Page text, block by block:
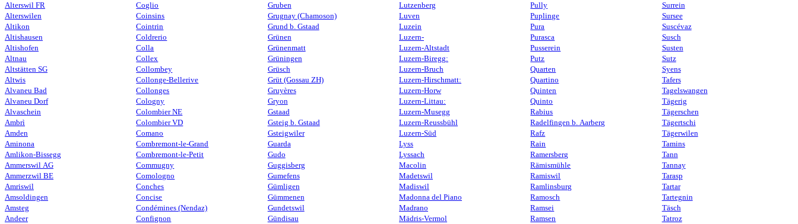
Alterswil FR
Alterswilen
Altikon
Altishausen
Altishofen
Altnau
Altstätten SG
Altwis
Alvaneu Bad
Alvaneu Dorf
Alvaschein
Ambrì
Amden
Aminona
Amlikon-Bissegg
Ammerswil AG
Ammerzwil BE
Amriswil
Amsoldingen
Amsteg
Andeer
Coglio
Coinsins
Cointrin
Coldrerio
Colla
Collex
Collombey
Collonge-Bellerive
Collonges
Cologny
Colombier NE
Colombier VD
Comano
Combremont-le-Grand
Combremont-le-Petit
Commugny
Comologno
Conches
Concise
Condémines (Nendaz)
Confignon
Gruben
Grugnay (Chamoson)
Grund b. Gstaad
Grünen
Grünenmatt
Grüningen
Grüsch
Grüt (Gossau ZH)
Gruyères
Gryon
Gstaad
Gsteig b. Gstaad
Gsteigwiler
Guarda
Gudo
Guggisberg
Gumefens
Gümligen
Gümmenen
Gundetswil
Gündisau
Lutzenberg
Luven
Luzein
Luzern-
Luzern-Altstadt
Luzern-Biregg:
Luzern-Bruch
Luzern-Hirschmatt:
Luzern-Horw
Luzern-Littau:
Luzern-Musegg
Luzern-Reussbühl
Luzern-Süd
Lyss
Lyssach
Macolin
Madetswil
Madiswil
Madonna del Piano
Madrano
Mädris-Vermol
Pully
Puplinge
Pura
Purasca
Pusserein
Putz
Quarten
Quartino
Quinten
Quinto
Rabius
Radelfingen b. Aarberg
Rafz
Rain
Ramersberg
Rämismühle
Ramiswil
Ramlinsburg
Ramosch
Ramsei
Ramsen
Surrein
Sursee
Suscévaz
Susch
Susten
Sutz
Syens
Tafers
Tagelswangen
Tägerig
Tägerschen
Tägertschi
Tägerwilen
Tamins
Tann
Tannay
Tarasp
Tartar
Tartegnin
Täsch
Tatroz